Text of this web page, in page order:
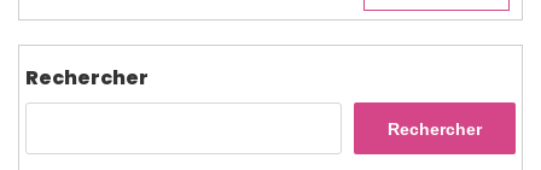
Rechercher
Rechercher